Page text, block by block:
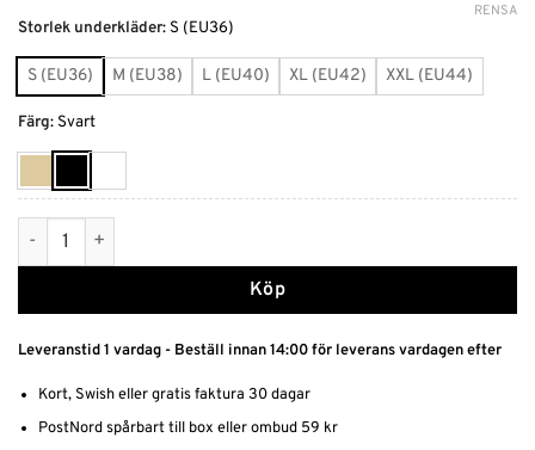
Storlek underkläder: S (EU36)
S (EU36) M (EU38) L (EU40) XL (EU42) XXL (EU44)
Färg: Svart
RENSA
Shaping Stringtrosor för magen mängd
Köp
Alternative:
Leveranstid 1 vardag - Beställ innan 14:00 för leverans vardagen efter
Kort, Swish eller gratis faktura 30 dagar
PostNord spårbart till box eller ombud 59 kr